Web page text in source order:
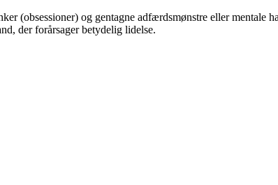
(obsessioner) og gentagne adfærdsmønstre eller mentale
der forårsager betydelig lidelse.